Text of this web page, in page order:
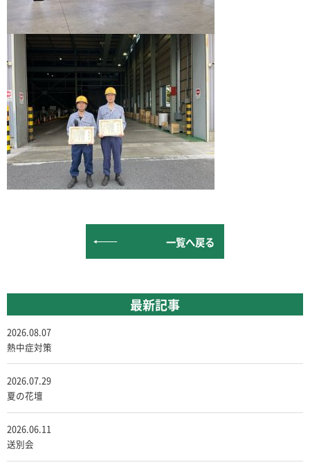
一覧へ戻る
最新記事
2026.08.07
熱中症対策
2026.07.29
夏の花壇
2026.06.11
送別会